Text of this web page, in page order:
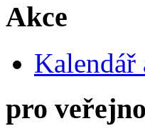
Akce
pro